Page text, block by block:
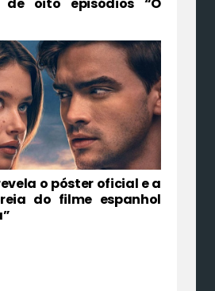
o póster oficial e a
do filme espanhol